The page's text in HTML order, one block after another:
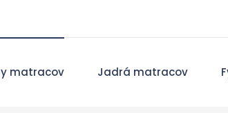
matracov Jadrá matracov